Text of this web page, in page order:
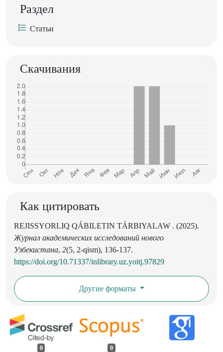
Раздел
Статьи
Скачивания
Как цитировать
REJISSYORLIQ QÁBILETIN TÁRBIYALAW . (2025).
Журнал академических исследований нового
Узбекистана, 2(5, 2-qism), 136-137.
https://doi.org/10.71337/inlibrary.uz.yoitj.97829
Другие форматы
0 0